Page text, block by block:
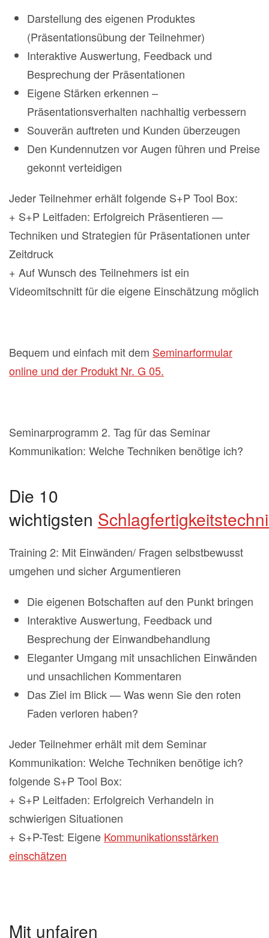
Darstellung des eigenen Produktes
(Präsentationsübung der Teilnehmer)
Interaktive Auswertung, Feedback und
Besprechung der Präsentationen
Eigene Stärken erkennen –
Präsentationsverhalten nachhaltig verbessern
Souverän auftreten und Kunden überzeugen
Den Kundennutzen vor Augen führen und Preise
gekonnt verteidigen
Jeder Teilnehmer erhält folgende S+P Tool Box:
+ S+P Leitfaden: Erfolgreich Präsentieren —
Techniken und Strategien für Präsentationen unter
Zeitdruck
+ Auf Wunsch des Teilnehmers ist ein
Videomitschnitt für die eigene Einschätzung möglich
Bequem und einfach mit dem Seminarformular
online und der Produkt Nr. G 05.
Seminarprogramm 2. Tag für das Seminar
Kommunikation: Welche Techniken benötige ich?
Die 10
wichtigsten
Training 2: Mit Einwänden/ Fragen selbstbewusst
umgehen und sicher Argumentieren
Die eigenen Botschaften auf den Punkt bringen
Interaktive Auswertung, Feedback und
Besprechung der Einwandbehandlung
Eleganter Umgang mit unsachlichen Einwänden
und unsachlichen Kommentaren
Das Ziel im Blick — Was wenn Sie den roten
Faden verloren haben?
Jeder Teilnehmer erhält mit dem Seminar
Kommunikation: Welche Techniken benötige ich?
folgende S+P Tool Box:
+ S+P Leitfaden: Erfolgreich Verhandeln in
schwierigen Situationen
+ S+P-Test: Eigene Kommunikationsstärken
einschätzen
Mit unfairen